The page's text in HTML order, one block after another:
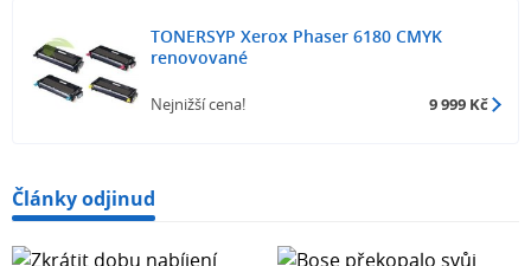
TONERSYP Xerox Phaser 6180 CMYK
renovované
Nejnižší cena! 9 999 Kč
Články odjinud